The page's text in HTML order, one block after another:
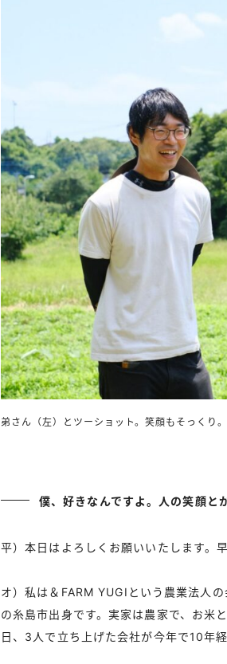
弟さん（左）とツーショット。笑顔もそっくり。
僕、好きなんですよ。人の笑顔と
平）本日はよろしくお願いいたします。
オ）私は＆FARM YUGIという農業法人
の糸島市出身です。実家は農家で、お米
日、3人で立ち上げた会社が今年で10年